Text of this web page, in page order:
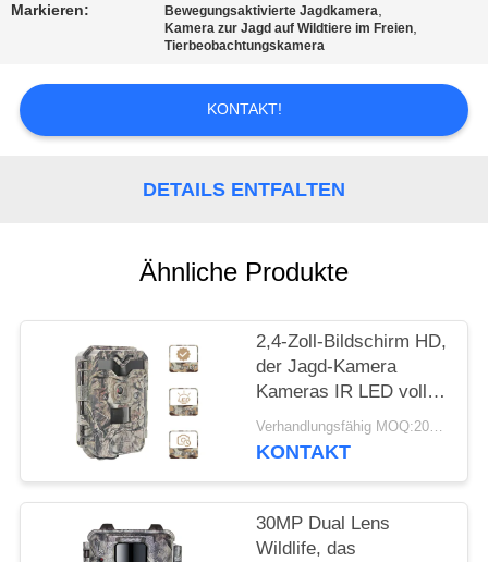
NEUIGKEITEN
BITTE
UM
DATENSCHUTZRICHTLINIE
Markieren: Bewegungsaktivierte Jagdkamera,
Kamera zur Jagd auf Wildtiere im Freien,
Tierbeobachtungskamera
KONTAKT!
DETAILS ENTFALTEN
Ähnliche Produkte
2,4-Zoll-Bildschirm HD,
der Jagd-Kamera
Kameras IR LED volle
HD 1080P Hinterjagt Verhandlungsfähig MOQ:20pcs
KONTAKT
30MP Dual Lens
Wildlife, das